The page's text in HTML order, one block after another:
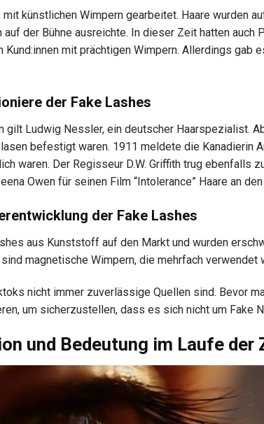
künstlichen Wimpern gearbeitet. Haare wurden
der Bühne ausreichte. In dieser Zeit hatten auch
mit prächtigen Wimpern. Allerdings gab
der Fake Lashes
gilt Ludwig Nessler, ein deutscher Haarspezialist.
befestigt waren. 1911 meldete die Kanadierin
waren. Der Regisseur D.W. Griffith trug ebenfalls
Owen für seinen Film “Intolerance” Haare an
der Fake Lashes
aus Kunststoff auf den Markt und wurden
magnetische Wimpern, die mehrfach verwendet
nicht immer zuverlässige Quellen sind. Bevor
um sicherzustellen, dass es sich nicht um Fake
und Bedeutung im Laufe der